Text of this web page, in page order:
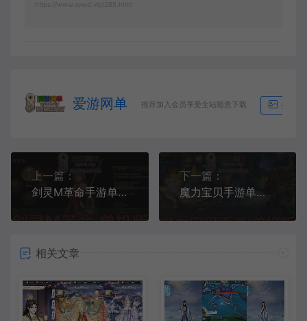
https://www.aywd.vip/265.html
爱游网单 推荐加入会员享受全站随意下载 生成海
上一篇：
剑灵M革命手游单机版模拟器运行虚拟机一键端GM后台完善主线剧情剑灵革命
下一篇：
魔力宝贝手游单机版法兰城的回忆免虚拟机本机运行服务一键端GM后台
相关文章